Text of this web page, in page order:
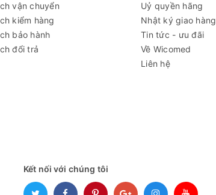
vận chuyển
kiểm hàng
bảo hành
đổi trả
Uỷ quyền hãng
Nhật ký giao hàng
Tin tức - ưu đãi
Về Wicomed
Liên hệ
Kết nối với chúng tôi